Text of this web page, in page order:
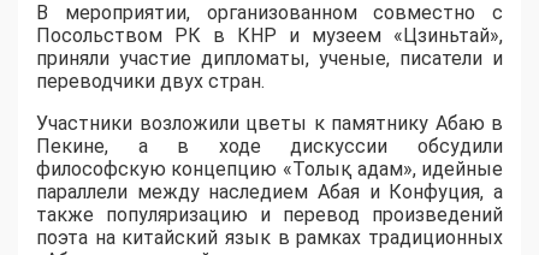
В мероприятии, организованном совместно с
Посольством РК в КНР и музеем «Цзиньтай»,
приняли участие дипломаты, ученые, писатели и
переводчики двух стран.
Участники возложили цветы к памятнику Абаю в
Пекине, а в ходе дискуссии обсудили
философскую концепцию «Толық адам», идейные
параллели между наследием Абая и Конфуция, а
также популяризацию и перевод произведений
поэта на китайский язык в рамках традиционных